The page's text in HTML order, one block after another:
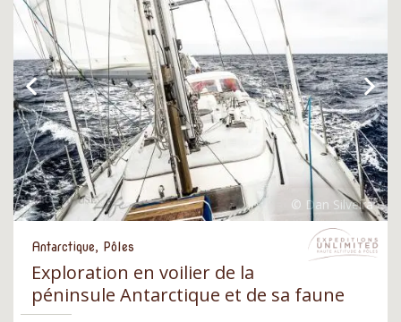
Antarctique, Pôles
Exploration en voilier de la
péninsule Antarctique et de sa faune